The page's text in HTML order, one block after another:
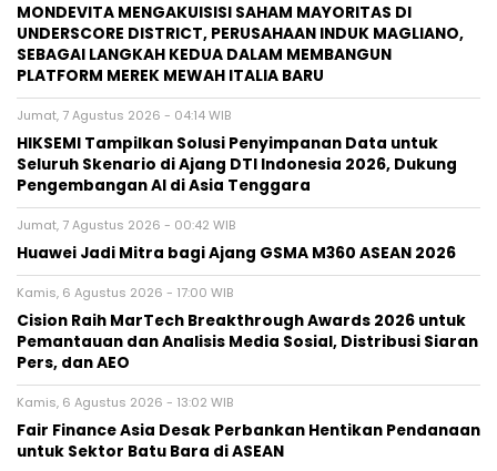
MONDEVITA MENGAKUISISI SAHAM MAYORITAS DI
UNDERSCORE DISTRICT, PERUSAHAAN INDUK MAGLIANO,
SEBAGAI LANGKAH KEDUA DALAM MEMBANGUN
PLATFORM MEREK MEWAH ITALIA BARU
Jumat, 7 Agustus 2026 - 04:14 WIB
HIKSEMI Tampilkan Solusi Penyimpanan Data untuk
Seluruh Skenario di Ajang DTI Indonesia 2026, Dukung
Pengembangan AI di Asia Tenggara
Jumat, 7 Agustus 2026 - 00:42 WIB
Huawei Jadi Mitra bagi Ajang GSMA M360 ASEAN 2026
Kamis, 6 Agustus 2026 - 17:00 WIB
Cision Raih MarTech Breakthrough Awards 2026 untuk
Pemantauan dan Analisis Media Sosial, Distribusi Siaran
Pers, dan AEO
Kamis, 6 Agustus 2026 - 13:02 WIB
Fair Finance Asia Desak Perbankan Hentikan Pendanaan
untuk Sektor Batu Bara di ASEAN